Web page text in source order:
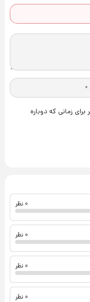
زمانی که دوباره
0 نظر
0 نظر
0 نظر
0 نظر